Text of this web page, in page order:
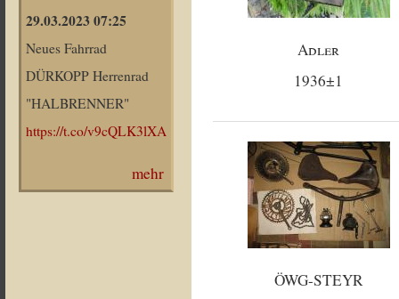
29.03.2023 07:25
Neues Fahrrad
DÜRKOPP Herrenrad
"HALBRENNER"
https://t.co/v9cQLK3lXA
mehr
Adler
1936±1
ÖWG-STEYR